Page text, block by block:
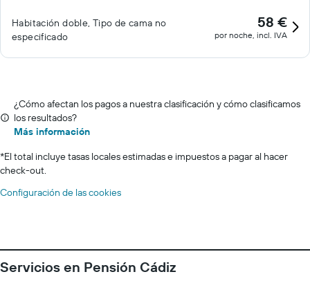
Habitación doble, Tipo de cama no
especificado
58 €
por noche, incl. IVA
¿Cómo afectan los pagos a nuestra clasificación y cómo clasificamos
los resultados?
Más información
*El total incluye tasas locales estimadas e impuestos a pagar al hacer
check-out.
Configuración de las cookies
Servicios en Pensión Cádiz